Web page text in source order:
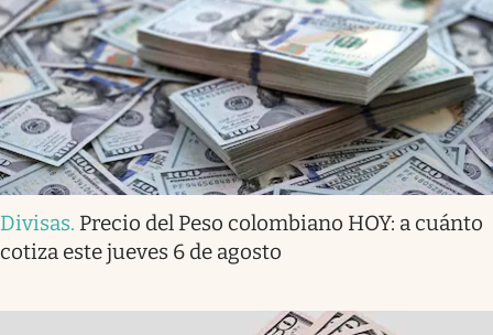
Divisas. Precio del Peso colombiano HOY: a cuánto
cotiza este jueves 6 de agosto